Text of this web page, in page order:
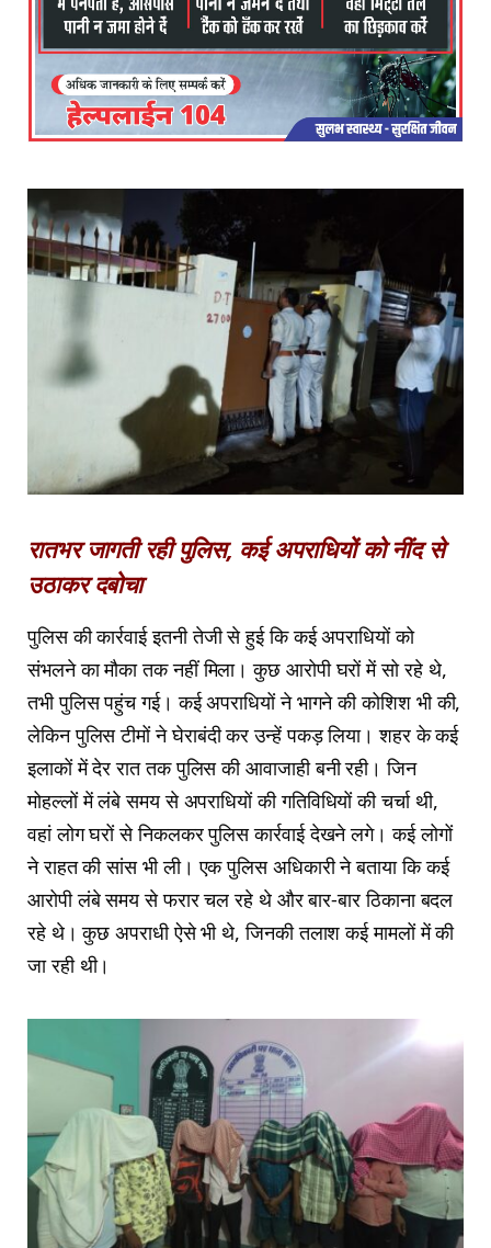
रातभर जागती रही पुलिस, कई अपराधियों को नींद से
उठाकर दबोचा
पुलिस की कार्रवाई इतनी तेजी से हुई कि कई अपराधियों को
संभलने का मौका तक नहीं मिला। कुछ आरोपी घरों में सो रहे थे,
तभी पुलिस पहुंच गई। कई अपराधियों ने भागने की कोशिश भी की,
लेकिन पुलिस टीमों ने घेराबंदी कर उन्हें पकड़ लिया। शहर के कई
इलाकों में देर रात तक पुलिस की आवाजाही बनी रही। जिन
मोहल्लों में लंबे समय से अपराधियों की गतिविधियों की चर्चा थी,
वहां लोग घरों से निकलकर पुलिस कार्रवाई देखने लगे। कई लोगों
ने राहत की सांस भी ली। एक पुलिस अधिकारी ने बताया कि कई
आरोपी लंबे समय से फरार चल रहे थे और बार-बार ठिकाना बदल
रहे थे। कुछ अपराधी ऐसे भी थे, जिनकी तलाश कई मामलों में की
जा रही थी।